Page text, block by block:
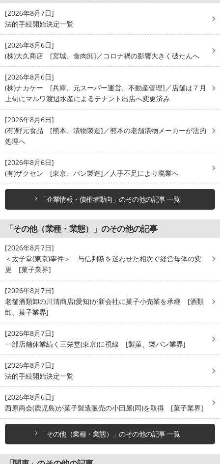
[2026年8月7日]
法的手続開始決定一覧
[2026年8月6日]
(株)大久商店 [宮城、食肉卸]／コロナ禍の影響大きく破たんへ
[2026年8月6日]
(株)ナカケー [兵庫、元スーパー運営、不動産管理]／店舗は７月
上旬にマルワ渡辺水産によるテナント出店へ変更済み
[2026年8月6日]
(有)野元食品 [熊本、漬物製造]／熊本の老舗漬物メーカーが法的
処理へ
[2026年8月6日]
(有)ザクセン [東京、パン製造]／人手不足により廃業へ
「企業情報・債権者動向」のその他の記事 一覧
「その他（業種・業態）」のその他の記事
[2026年8月7日]
＜太子堂(東京)事件＞ 与信判断を迷わせた相次ぐ経営母体の変
更 [菓子業界]
[2026年8月7日]
老舗酒類卸の川清商店(愛知)が新会社に菓子小売業を承継 [酒類
卸、菓子業界]
[2026年8月7日]
一部店舗休業続く三栄堂(東京)に視線 [製菓、製パン業界]
[2026年8月7日]
法的手続開始決定一覧
[2026年8月6日]
西原商会(鹿児島)が菓子製造販売の小田屋(同)を取得 [菓子業界]
「その他（業種・業態）」のその他の記事 一覧